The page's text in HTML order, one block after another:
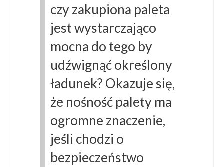
czy zakupiona paleta
jest wystarczająco
mocna do tego by
udźwignąć określony
ładunek? Okazuje się,
że nośność palety ma
ogromne znaczenie,
jeśli chodzi o
bezpieczeństwo